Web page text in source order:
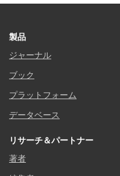
製品
ジャーナル
ブック
プラットフォーム
データベース
リサーチ＆パートナー
著者